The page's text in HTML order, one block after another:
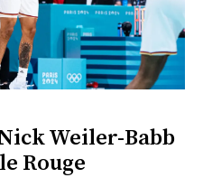
Weiler-Babb
Rouge